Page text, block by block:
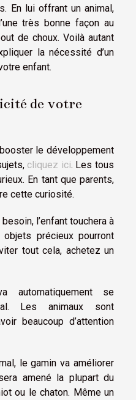
En lui offrant un animal,
très bonne façon au
de choux. Voilà autant
la nécessité d’un
enfant.
de votre
le développement
cliquez ici. Les tous
En tant que parents,
cette curiosité.
l’enfant touchera à
précieux pourront
tout cela, achetez un
automatiquement se
Les animaux sont
beaucoup d’attention
le gamin va améliorer
amené la plupart du
ou le chaton. Même un